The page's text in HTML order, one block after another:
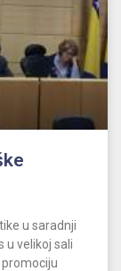
u saradnji
u velikoj sali